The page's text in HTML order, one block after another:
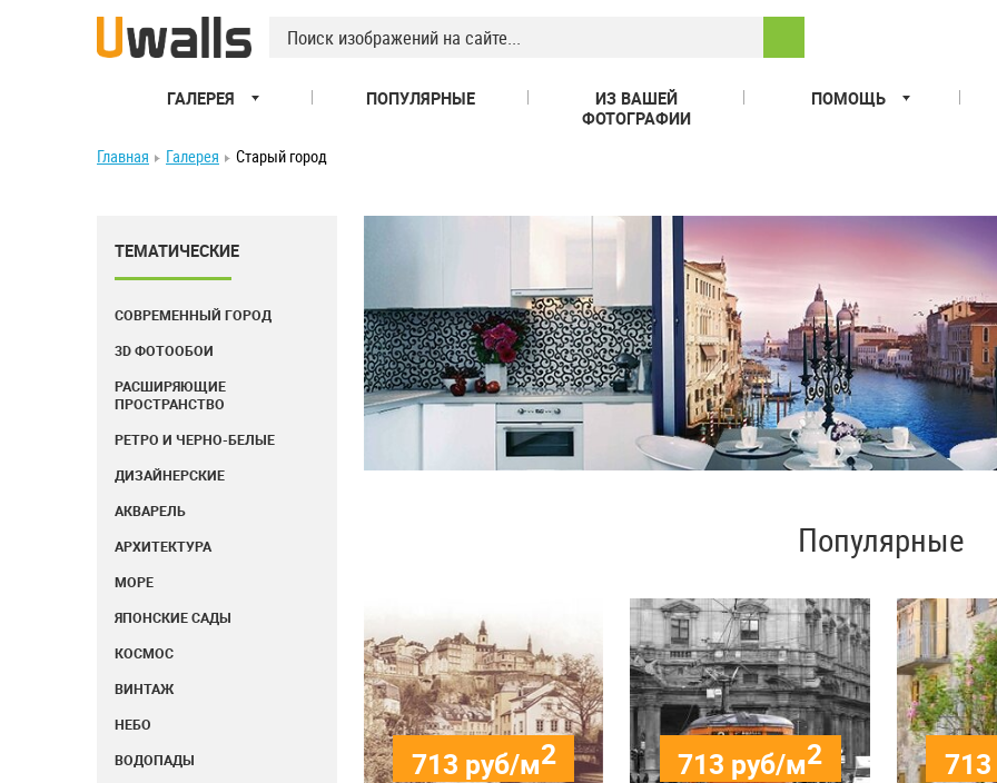
ГАЛЕРЕЯ ПОПУЛЯРНЫЕ
ИЗ ВАШЕЙ
ФОТОГРАФИИ
ПОМОЩЬ
Главная Галерея Старый город
ТЕМАТИЧЕСКИЕ
СОВРЕМЕННЫЙ ГОРОД
3D ФОТООБОИ
РАСШИРЯЮЩИЕ
ПРОСТРАНСТВО
РЕТРО И ЧЕРНО-БЕЛЫЕ
ДИЗАЙНЕРСКИЕ
АКВАРЕЛЬ
АРХИТЕКТУРА
МОРЕ
ЯПОНСКИЕ САДЫ
КОСМОС
ВИНТАЖ
НЕБО
ВОДОПАДЫ
Популярные
713 руб/м2 713 руб/м2 713